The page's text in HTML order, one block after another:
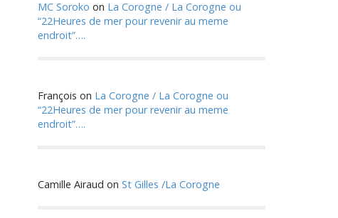
MC Soroko on La Corogne / La Corogne ou
“22Heures de mer pour revenir au meme
endroit”….
François on La Corogne / La Corogne ou
“22Heures de mer pour revenir au meme
endroit”….
Camille Airaud on St Gilles /La Corogne